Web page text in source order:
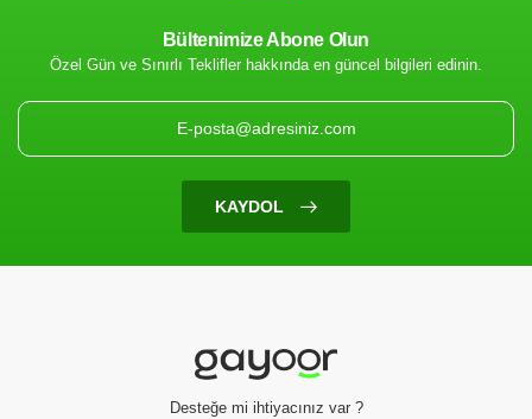
Bültenimize Abone Olun
Özel Gün ve Sınırlı Teklifler hakkında en güncel bilgileri edinin.
KAYDOL
Desteğe mi ihtiyacınız var ?